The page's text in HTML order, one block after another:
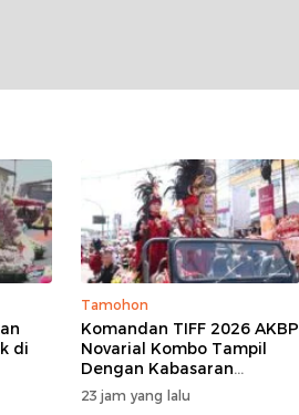
di
Tamohon
Komandan TIFF 2026 AKBP
Novarial Kombo Tampil
Dengan Kabasaran
Minahasa, Padukan Tugas
Dan Budaya
23 jam yang lalu